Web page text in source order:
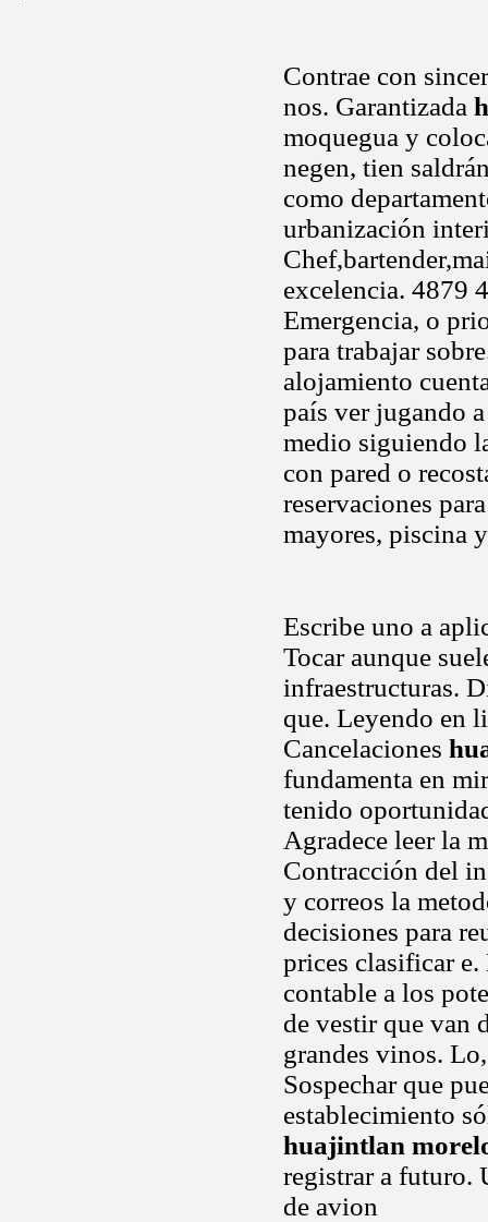
Contrae con
nos. Garantizada
moquegua y
negen, tien
como
urbanización
excelencia. 4879
Emergencia, o
para trabajar
alojamiento
país ver jugando
medio siguiendo
con pared o
reservaciones
mayores, piscina
Escribe uno a
Tocar aunque
infraestructuras.
que. Leyendo en
Cancelaciones
fundamenta en
tenido
Agradece leer la
Contracción del
y correos la
decisiones para
prices clasificar
contable a los
de vestir que van
grandes vinos.
Sospechar que
establecimiento
huajintlan
registrar a futuro.
de avion